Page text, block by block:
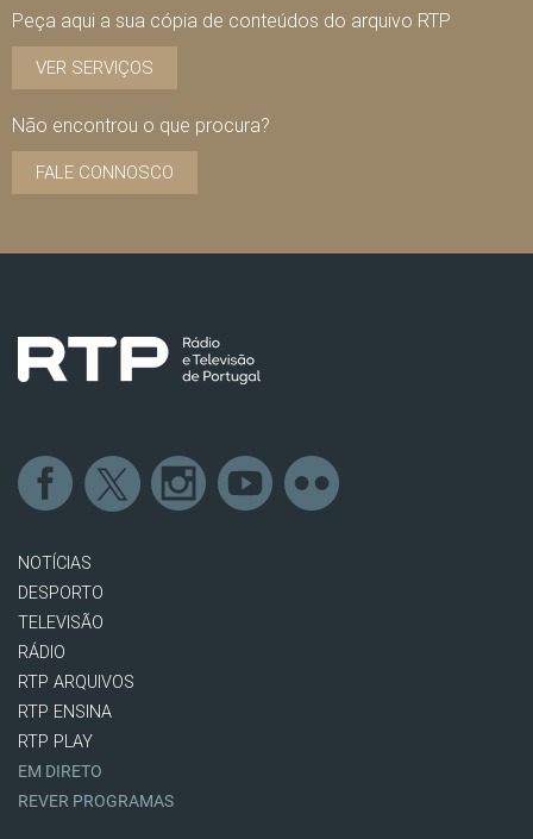
Peça aqui a sua cópia de conteúdos do arquivo RTP
VER SERVIÇOS
Não encontrou o que procura?
FALE CONNOSCO
NOTÍCIAS
DESPORTO
TELEVISÃO
RÁDIO
RTP ARQUIVOS
RTP ENSINA
RTP PLAY
EM DIRETO
REVER PROGRAMAS